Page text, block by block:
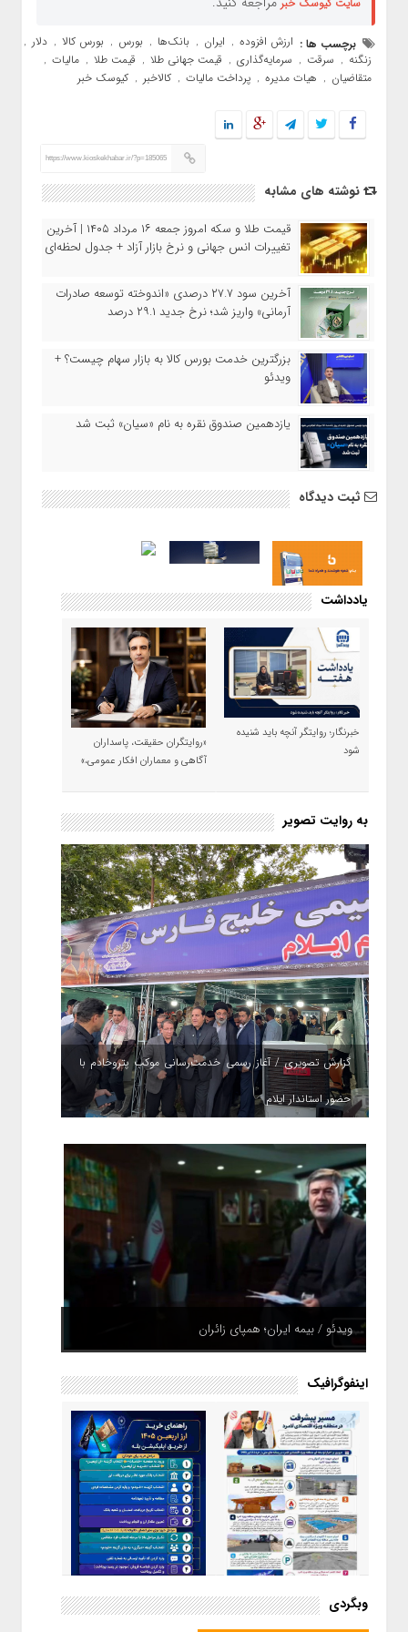
برچسب ها : ارزش افزوده , ایران , بانک‌ها , بورس , بورس کالا , دلار ,
زنگنه , سرقت , سرمایه‌گذاری , قیمت جهانی طلا , قیمت طلا , مالیات ,
متقاضیان , هیات مدیره , پرداخت مالیات , کالاخبر , کیوسک خبر
https://www.kioskekhabar.ir/?p=185065
نوشته های مشابه
قیمت طلا و سکه امروز جمعه ۱۶ مرداد ۱۴۰۵ | آخرین
تغییرات انس جهانی و نرخ بازار آزاد + جدول لحظه‌ای
آخرین سود ۲۷.۷ درصدی «اندوخته توسعه صادرات
آرمانی» واریز شد؛ نرخ جدید ۲۹.۱ درصد
بزرگترین خدمت بورس کالا به بازار سهام چیست؟ +
ویدئو
یازدهمین صندوق نقره به نام «سیان» ثبت شد
ثبت دیدگاه
یادداشت
خبرنگار؛ روایتگر آنچه باید شنیده
شود
«روایتگران حقیقت، پاسداران
آگاهی و معماران افکار عمومی،»
به روایت تصویر
گزارش تصویری / آغاز رسمی خدمت‌رسانی موکب پتروخادم با
حضور استاندار ایلام
ویدئو / بیمه ایران؛ همپای زائران
اینفوگرافیک
اینفوگرافیک / راهنمای خرید ارز
اربعین از طریق اپلیکیشن بله
وبگردی